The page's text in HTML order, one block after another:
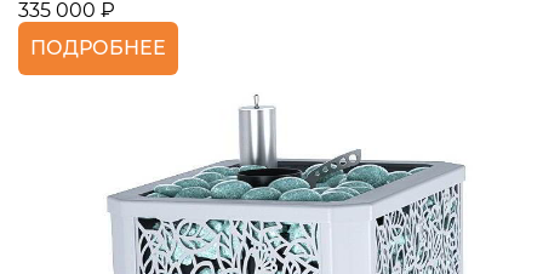
335 000 ₽
ПОДРОБНЕЕ